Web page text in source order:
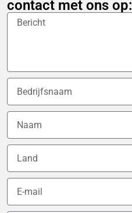
contact met ons op: